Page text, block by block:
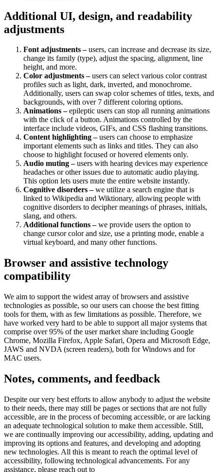
Additional UI, design, and readability
adjustments
Font adjustments –users, can increase and decrease its size,
change its family (type), adjust the spacing, alignment, line
height, and more.
Color adjustments –users can select various color contrast
profiles such as light, dark, inverted, and monochrome.
Additionally, users can swap color schemes of titles, texts, and
backgrounds, with over 7 different coloring options.
Animations –epileptic users can stop all running animations
with the click of a button. Animations controlled by the
interface include videos, GIFs, and CSS flashing transitions.
Content highlighting –users can choose to emphasize
important elements such as links and titles. They can also
choose to highlight focused or hovered elements only.
Audio muting –users with hearing devices may experience
headaches or other issues due to automatic audio playing.
This option lets users mute the entire website instantly.
Cognitive disorders –we utilize a search engine that is
linked to Wikipedia and Wiktionary, allowing people with
cognitive disorders to decipher meanings of phrases, initials,
slang, and others.
Additional functions –we provide users the option to
change cursor color and size, use a printing mode, enable a
virtual keyboard, and many other functions.
Browser and assistive technology
compatibility
We aim to support the widest array of browsers and assistive
technologies as possible, so our users can choose the best fitting
tools for them, with as few limitations as possible. Therefore, we
have worked very hard to be able to support all major systems that
comprise over 95% of the user market share including Google
Chrome, Mozilla Firefox, Apple Safari, Opera and Microsoft Edge,
JAWS and NVDA (screen readers), both for Windows and for
MAC users.
Notes, comments, and feedback
Despite our very best efforts to allow anybody to adjust the website
to their needs, there may still be pages or sections that are not fully
accessible, are in the process of becoming accessible, or are lacking
an adequate technological solution to make them accessible. Still,
we are continually improving our accessibility, adding, updating and
improving its options and features, and developing and adopting
new technologies. All this is meant to reach the optimal level of
accessibility, following technological advancements. For any
assistance, please reach out to